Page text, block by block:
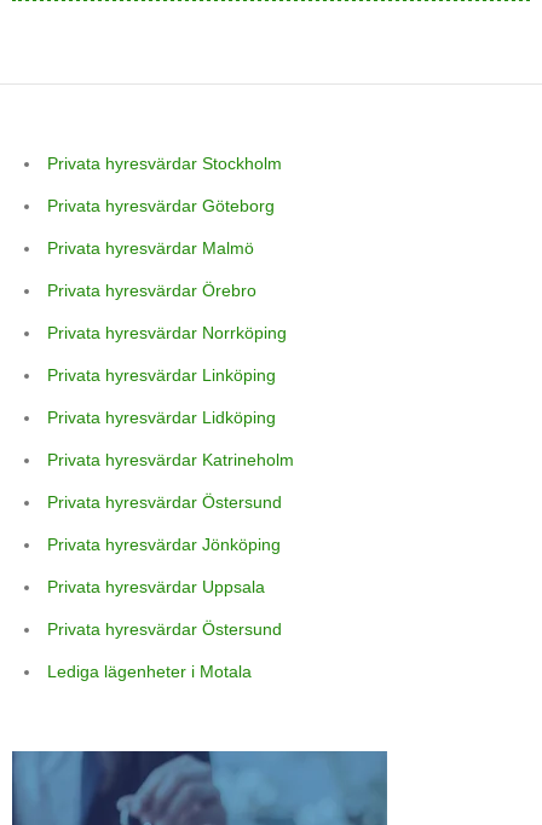
Privata hyresvärdar Stockholm
Privata hyresvärdar Göteborg
Privata hyresvärdar Malmö
Privata hyresvärdar Örebro
Privata hyresvärdar Norrköping
Privata hyresvärdar Linköping
Privata hyresvärdar Lidköping
Privata hyresvärdar Katrineholm
Privata hyresvärdar Östersund
Privata hyresvärdar Jönköping
Privata hyresvärdar Uppsala
Privata hyresvärdar Östersund
Lediga lägenheter i Motala